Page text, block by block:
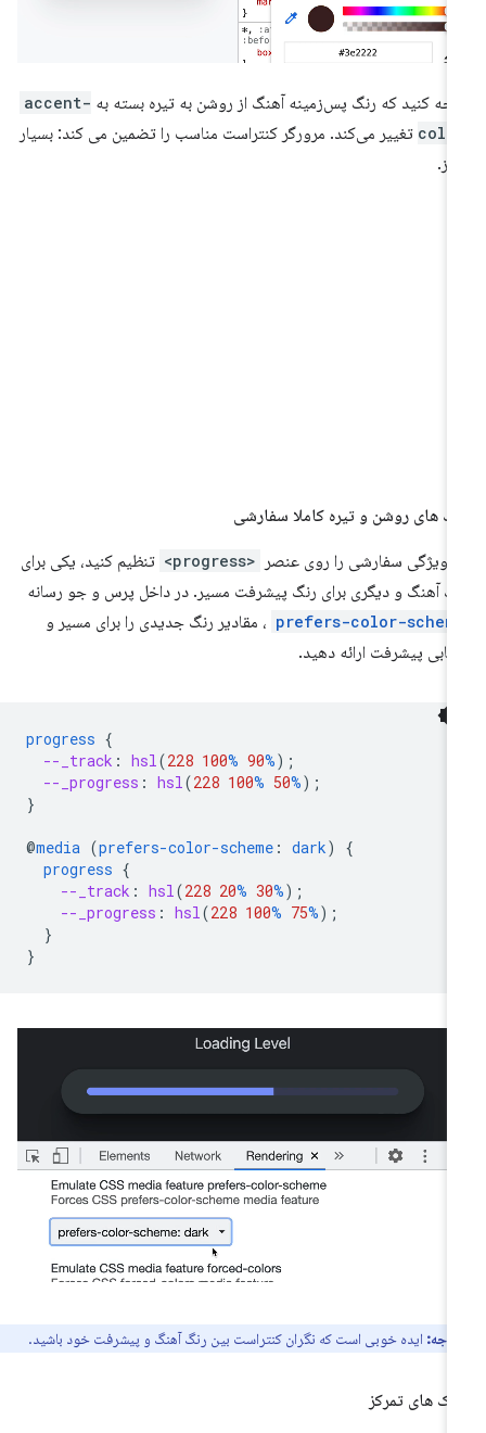
کنید که رنگ پس‌زمینه آهنگ از روشن به تیره بسته بهaccent-
تغییر می‌کند. مرورگر کنتراست مناسب را تضمین می کند: بسیار
های روشن و تیره کاملا سفارشی
ویژگی سفارشی را روی عنصر <progress>
تنظیم کنید، یکی برای
آهنگ و دیگری برای رنگ پیشرفت مسیر. در داخل پرس و جو رسانه
prefers-color- ، مقادیر رنگ جدیدی را برای مسیر و
پیشرفت ارائه دهید.
progress
--_track: hsl( 228 100% 90%
--_progress: hsl( 228 100% 50%
@media (prefers-color-scheme: dark
progress
--_track: hsl( 228 20% 30%
--_progress: hsl( 228 100% 75%
ایده خوبی است که نگران کنتراست بین رنگ آهنگ و پیشرفت خود باشید.
های تمرکز